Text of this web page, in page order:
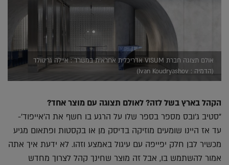
אולם תצוגה חברת VISUM אדריכלית אחראית במשרד : איילה גרינוולד
(הדמיה : Ivan Koudryashov)
הקהל בארץ בשל לזה? לאולם תצוגה עם מוצר אחד?
"סטיב ג'ובס מספר בספר שלו על הרגע בו חשף את ה'אייפוד'-
עד אז היינו שומעים מוזיקה בדיסק מן או בקסטות ופתאום מגיע
מכשיר לבן חלק יפייפה עם עיגול באמצע וזהו. לא ידעת איך אתה
אמור להשתמש בו, אבל זה מוצר שחינך קהל לצרוך מחדש